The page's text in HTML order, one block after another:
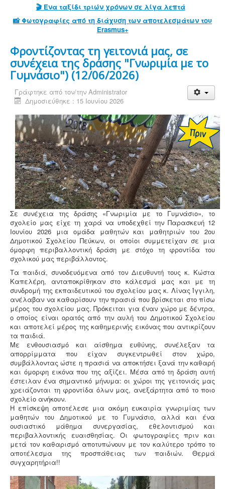
🎬 Ένα ταξίδι τριών χρόνων σε λίγα λεπτά
📸 Φωτογραφίες από τη διάχυση των αποτελεσμάτων του
Erasmus+
Φροντίζοντας τη γειτονιά μας, σε
συνέχεια της δράσης "Γνωριμία με το
Γυμνάσιο") (12/06/2026)
Γράφτηκε από τον/την Administrator
Δημοσιεύθηκε : 15 Ιουνίου 2026
Σε συνέχεια της δράσης «Γνωριμία με το Γυμνάσιο», το
σχολείο μας είχε τη χαρά να υποδεχθεί την Παρασκευή 12
Ιουνίου 2026 μια ομάδα μαθητών και μαθητριών του 2ου
Δημοτικού Σχολείου Πεύκων, οι οποίοι συμμετείχαν σε μια
όμορφη περιβαλλοντική δράση με στόχο τη φροντίδα του
σχολικού μας περιβάλλοντος.
Τα παιδιά, συνοδευόμενα από τον Διευθυντή τους κ. Κώστα
Καπελέρη, ανταποκρίθηκαν στο κάλεσμά μας και με τη
συνδρομή της εκπαιδευτικού του σχολείου μας κ. Λίνας Ίγγιλη,
ανέλαβαν να καθαρίσουν την πρασιά που βρίσκεται στο πίσω
μέρος του σχολείου μας. Πρόκειται για έναν χώρο με δέντρα,
ο οποίος είναι ορατός από την αυλή του Δημοτικού Σχολείου
και αποτελεί μέρος της καθημερινής εικόνας που αντικρίζουν
τα παιδιά.
Με ενθουσιασμό και αίσθημα ευθύνης, συνέλεξαν τα
απορρίμματα που είχαν συγκεντρωθεί στον χώρο,
συμβάλλοντας ώστε η πρασιά να αποκτήσει ξανά την καθαρή
και όμορφη εικόνα που της αξίζει. Μέσα από τη δράση αυτή
έστειλαν ένα σημαντικό μήνυμα: οι χώροι της γειτονιάς μας
χρειάζονται τη φροντίδα όλων μας, ανεξάρτητα από το ποιο
σχολείο ανήκουν.
Η επίσκεψη αποτέλεσε μια ακόμη ευκαιρία γνωριμίας των
μαθητών του Δημοτικού με το Γυμνάσιο, αλλά και ένα
ουσιαστικό μάθημα συνεργασίας, εθελοντισμού και
περιβαλλοντικής ευαισθησίας. Οι φωτογραφίες πριν και
μετά τον καθαρισμό αποτυπώνουν με τον καλύτερο τρόπο το
αποτέλεσμα της προσπάθειας των παιδιών. Θερμά
συγχαρητήρια!!